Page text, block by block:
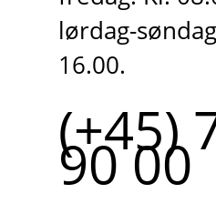
lørdag-
16.00.
(+45)
90 00